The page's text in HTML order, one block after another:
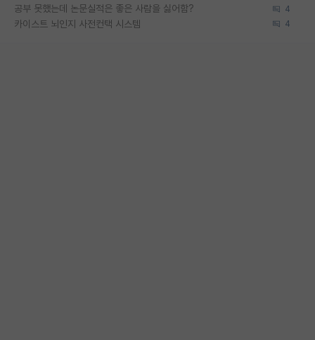
공부 못했는데 논문실적은 좋은 사람을 싫어함? 4
카이스트 뇌인지 사전컨택 시스템 4